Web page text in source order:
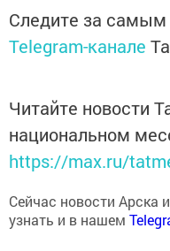
Следите за
Telegram-канале
Читайте новости
национальном
https://max.ru/
Сейчас новости Арска
узнать и в нашем